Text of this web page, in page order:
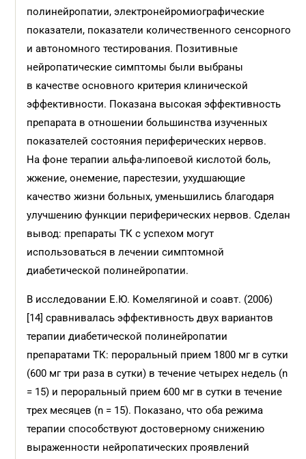
полинейропатии, электронейромиографические
показатели, показатели количественного сенсорного
и автономного тестирования. Позитивные
нейропатические симптомы были выбраны
в качестве основного критерия клинической
эффективности. Показана высокая эффективность
препарата в отношении большинства изученных
показателей состояния периферических нервов.
На фоне терапии альфа-липоевой кислотой боль,
жжение, онемение, парестезии, ухудшающие
качество жизни больных, уменьшились благодаря
улучшению функции периферических нервов. Сделан
вывод: препараты ТК с успехом могут
использоваться в лечении симптомной
диабетической полинейропатии.
В исследовании Е.Ю. Комелягиной и соавт. (2006)
[14] сравнивалась эффективность двух вариантов
терапии диабетической полинейропатии
препаратами ТК: пероральный прием 1800 мг в сутки
(600 мг три раза в сутки) в течение четырех недель (n
= 15) и пероральный прием 600 мг в сутки в течение
трех месяцев (n = 15). Показано, что оба режима
терапии способствуют достоверному снижению
выраженности нейропатических проявлений